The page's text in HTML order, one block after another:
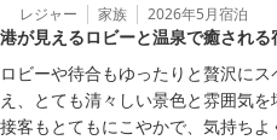
レジャー 家族 2026年5月宿泊
港が見えるロビーと温泉で癒される
ロビーや待合もゆったりと贅沢に
え、とても清々しい景色と雰囲気を
接客もとてもにこやかで、気持ちよ